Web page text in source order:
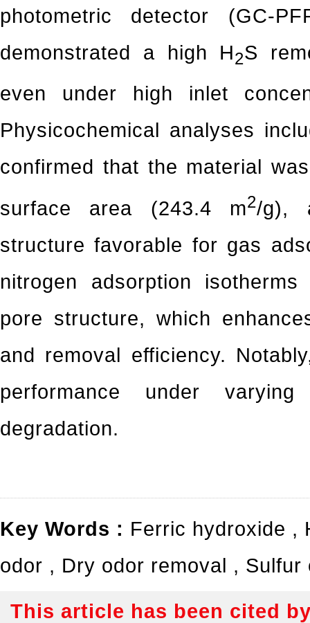
photometric detector (GC-
demonstrated a high H2S
even under high inlet
Physicochemical analyses
confirmed that the material
surface area (243.4 m2/g),
structure favorable for gas
nitrogen adsorption
pore structure, which
and removal efficiency.
performance under
degradation.
Key Words : Ferric hydroxide ,
odor , Dry odor removal , Sulfur
This article has been cited